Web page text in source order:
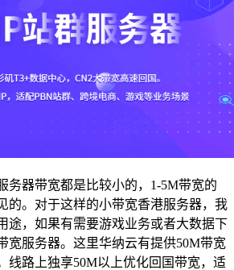
务器带宽都是比较小的，1-5M带宽的
的。对于这样的小带宽香港服务器，我
途，如果有需要游戏业务或者大数据下
宽服务器。这里华纳云有提供50M带宽
线路上独享50M以上优化回国带宽，适